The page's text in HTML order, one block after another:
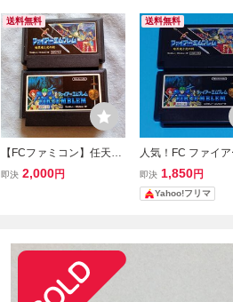
送料無料
【FCファミコン】任天
堂 ファイアーエムブレ
即決 2,000円
送料無料
人気！FC ファイ
ブレム 暗黒竜と光
外伝 2本セット
即決 1,850円
Yahoo!フリマ